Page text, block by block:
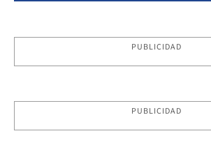
PUBLICIDAD
PUBLICIDAD